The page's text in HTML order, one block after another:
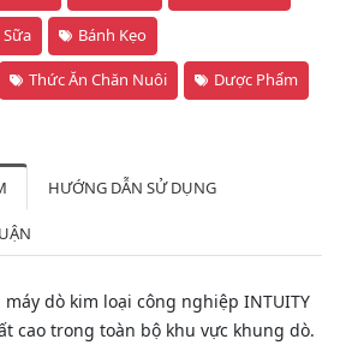
Sữa Bánh Kẹo
Thức Ăn Chăn Nuôi Dược Phẩm
HƯỚNG DẪN SỬ DỤNG
dò kim loại công nghiệp INTUITY
cao trong toàn bộ khu vực khung dò.